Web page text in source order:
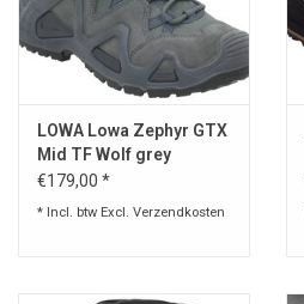
LOWA Lowa Zephyr GTX
Mid TF Wolf grey
€179,00 *
* Incl. btw Excl. Verzendkosten